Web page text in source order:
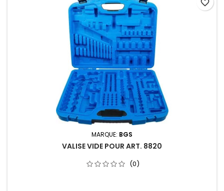
MARQUE: BGS
VALISE VIDE POUR ART. 8820
(0)
favorite_border